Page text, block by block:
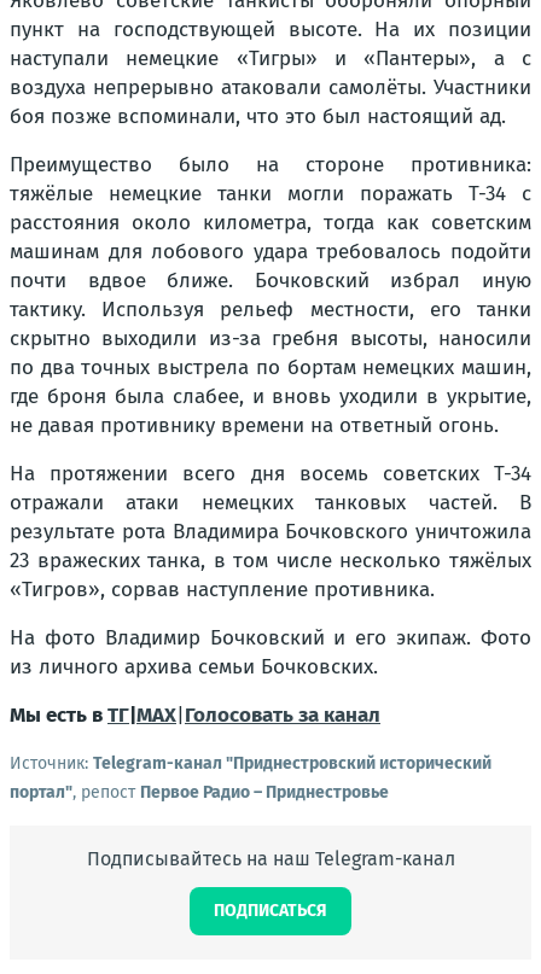
пункт на господствующей высоте. На их позиции
наступали немецкие «Тигры» и «Пантеры», а с
воздуха непрерывно атаковали самолёты. Участники
боя позже вспоминали, что это был настоящий ад.
Преимущество было на стороне противника:
тяжёлые немецкие танки могли поражать Т-34 с
расстояния около километра, тогда как советским
машинам для лобового удара требовалось подойти
почти вдвое ближе. Бочковский избрал иную
тактику. Используя рельеф местности, его танки
скрытно выходили из-за гребня высоты, наносили
по два точных выстрела по бортам немецких машин,
где броня была слабее, и вновь уходили в укрытие,
не давая противнику времени на ответный огонь.
На протяжении всего дня восемь советских Т-34
отражали атаки немецких танковых частей. В
результате рота Владимира Бочковского уничтожила
23 вражеских танка, в том числе несколько тяжёлых
«Тигров», сорвав наступление противника.
На фото Владимир Бочковский и его экипаж. Фото
из личного архива семьи Бочковских.
Мы есть вТГ MAX Голосовать за канал
Источник: Telegram-канал "Приднестровский исторический
портал", репост Первое Радио – Приднестровье
Подписывайтесь на наш Telegram-канал
ПОДПИСАТЬСЯ